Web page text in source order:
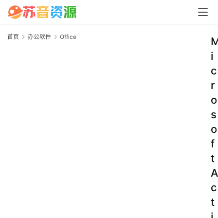
首页 办公软件 Office
i
c
r
o
s
o
f
t
A
c
t